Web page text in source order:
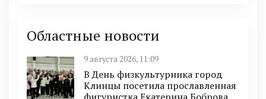
Областные новости
9 августа 2026, 11:09
В День физкультурника город
Клинцы посетила прославленная